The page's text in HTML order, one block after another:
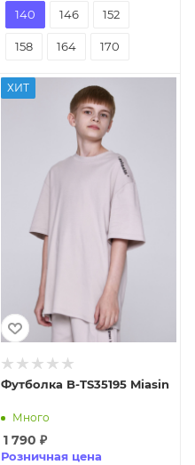
140 146 152
158 164 170
ХИТ
Футболка B-TS35195 Miasin
Много
1 790 ₽
Розничная цена